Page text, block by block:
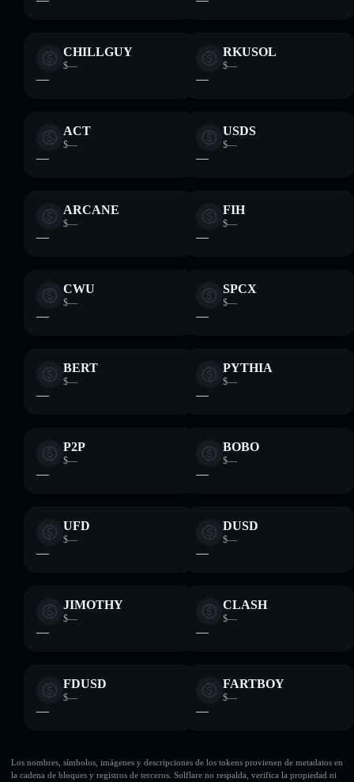
CHILLGUY
$—
—
RKUSOL
$—
—
ACT
$—
—
USDS
$—
—
ARCANE
$—
—
FIH
$—
—
CWU
$—
—
SPCX
$—
—
BERT
$—
—
PYTHIA
$—
—
P2P
$—
—
BOBO
$—
—
UFD
$—
—
DUSD
$—
—
JIMOTHY
$—
—
CLASH
$—
—
FDUSD
$—
—
FARTBOY
$—
—
Los nombres, símbolos, imágenes y descripciones de los tokens provienen de metadatos en
la cadena de bloques y registros de terceros. Solflare no respalda, verifica la propiedad ni